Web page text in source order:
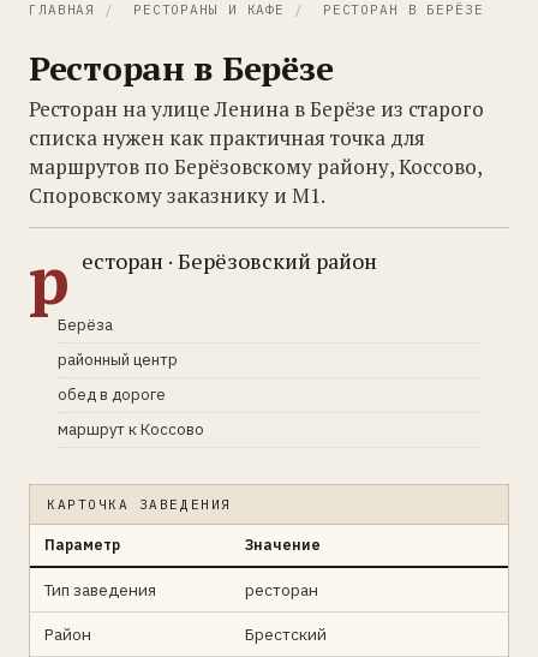
ГЛАВНАЯ / РЕСТОРАНЫ И КАФЕ / РЕСТОРАН В БЕРЁЗЕ
Ресторан в Берёзе
Ресторан на улице Ленина в Берёзе из старого
списка нужен как практичная точка для
маршрутов по Берёзовскому району, Коссово,
Споровскому заказнику и М1.
р есторан · Берёзовский район
Берёза
районный центр
обед в дороге
маршрут к Коссово
КАРТОЧКА ЗАВЕДЕНИЯ
Параметр Значение
Тип заведения ресторан
Район Брестский